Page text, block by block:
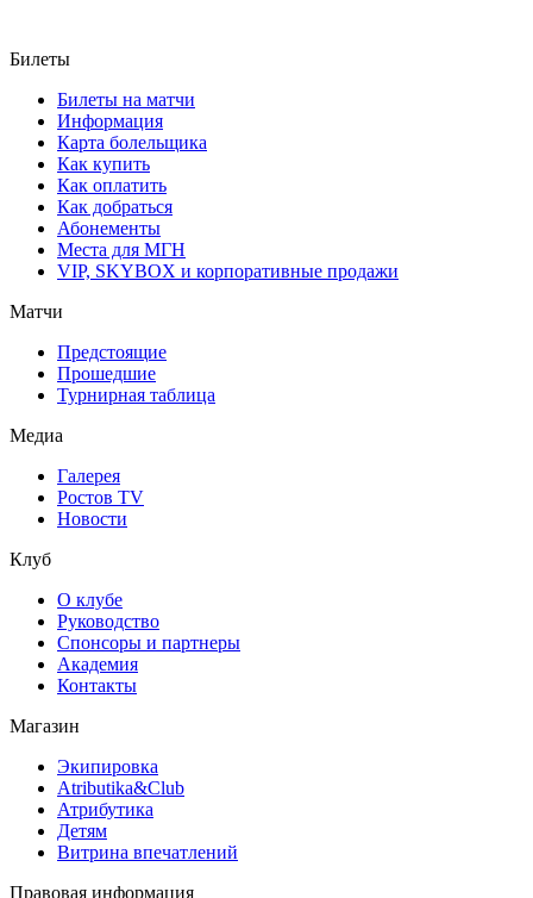
Билеты
Билеты на матчи
Информация
Карта болельщика
Как купить
Как оплатить
Как добраться
Абонементы
Места для МГН
VIP, SKYBOX и корпоративные продажи
Матчи
Предстоящие
Прошедшие
Турнирная таблица
Медиа
Галерея
Ростов TV
Новости
Клуб
О клубе
Руководство
Спонсоры и партнеры
Академия
Контакты
Магазин
Экипировка
Atributika&Club
Атрибутика
Детям
Витрина впечатлений
Правовая информация